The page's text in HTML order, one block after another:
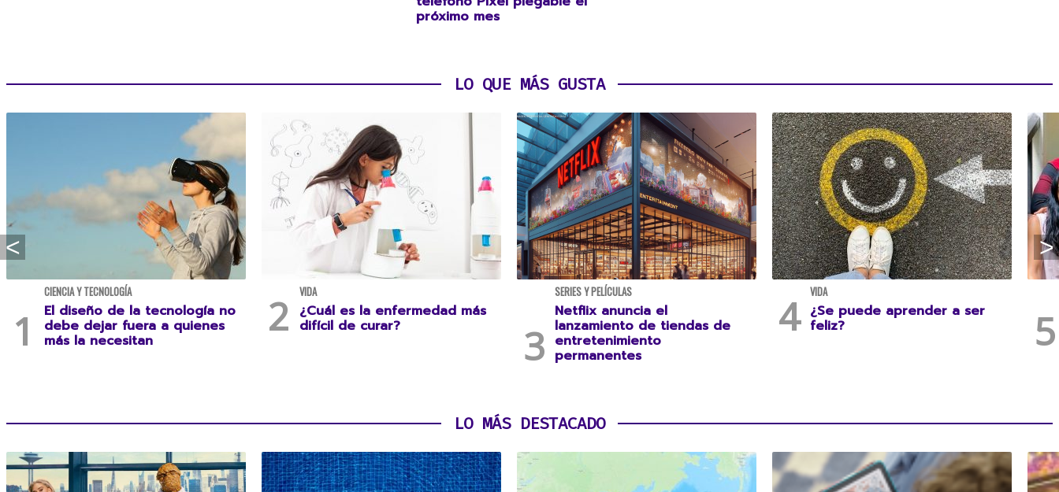
próximo mes
LO QUE MÁS GUSTA
CIENCIA Y TECNOLOGÍA
El diseño de la tecnología no
debe dejar fuera a quienes
más la necesitan
VIDA
¿Cuál es la enfermedad más
difícil de curar?
SERIES Y PELÍCULAS
Netflix anuncia el
lanzamiento de tiendas de
entretenimiento
permanentes
VIDA
¿Se puede aprender a ser
feliz?
LO MÁS DESTACADO